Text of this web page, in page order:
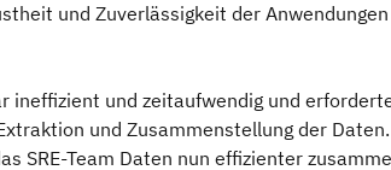
und Zuverlässigkeit der Anwendungen
ineffizient und zeitaufwendig und
und Zusammenstellung der
SRE-Team Daten nun effizienter